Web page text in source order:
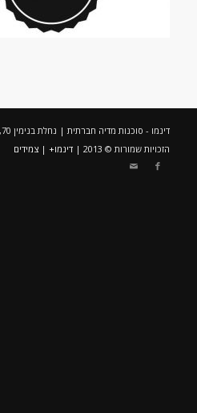
הזכויות שמורות © 2013 |
דינמו+| צמידים